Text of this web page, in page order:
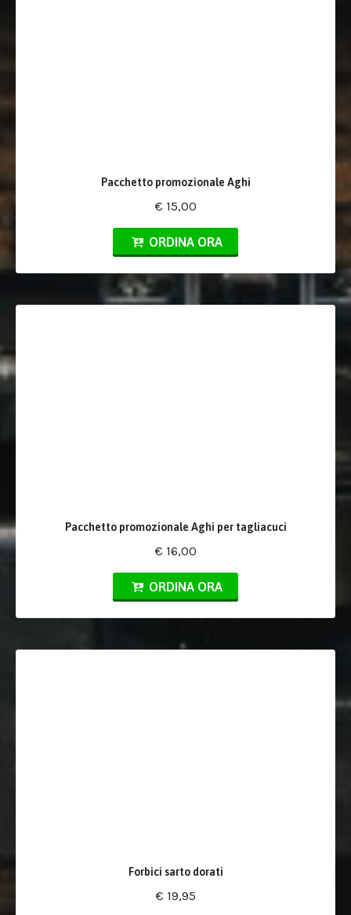
Pacchetto promozionale Aghi
€ 15,00
ORDINA ORA
Pacchetto promozionale Aghi per tagliacuci
€ 16,00
ORDINA ORA
Forbici sarto dorati
€ 19,95